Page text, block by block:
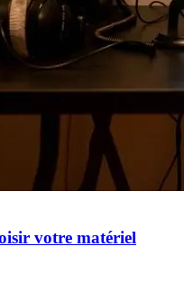
votre matériel